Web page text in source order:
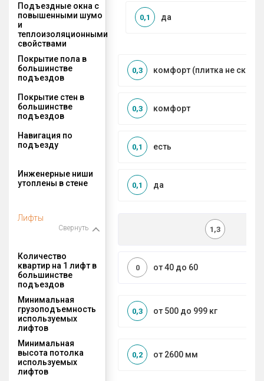
Подъездные окна с
повышенными шумо
и
теплоизоляционными
свойствами
да
0,1
Покрытие пола в
большинстве
подъездов
комфорт (плитка не
0,3
Покрытие стен в
большинстве
подъездов
комфорт
0,3
Навигация по
подъезду
есть
0,1
Инженерные ниши
утоплены в стене
да
0,1
Лифты
Свернуть 1,3
Количество
квартир на 1 лифт в
большинстве
подъездов
от 40 до 60
0
Минимальная
грузоподъемность
используемых
лифтов
от 500 до 999 кг
0,3
Минимальная
высота потолка
используемых
лифтов
от 2600 мм
0,2